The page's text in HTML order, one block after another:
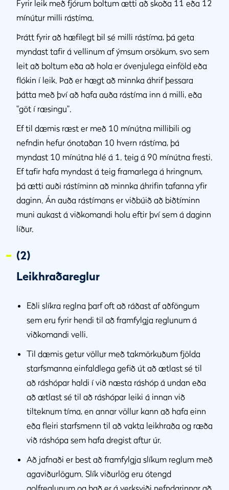
Fyrir leik með fjórum boltum ætti að skoða 11 eða 12
mínútur milli rástíma.
Þrátt fyrir að hæfilegt bil sé milli rástíma, þá geta
myndast tafir á vellinum af ýmsum orsökum, svo sem
leit að boltum eða að hola er óvenjulega einföld eða
flókin í leik. Það er hægt að minnka áhrif þessara
þátta með því að hafa auða rástíma inn á milli, eða
"göt í ræsingu".
Ef til dæmis ræst er með 10 mínútna millibili og
nefndin hefur ónotaðan 10 hvern rástíma, þá
myndast 10 mínútna hlé á 1. teig á 90 mínútna fresti.
Ef tafir hafa myndast á teig framarlega á hringnum,
þá ætti auði rástíminn að minnka áhrifin tafanna yfir
daginn. Án auða rástímans er viðbúið að biðtíminn
muni aukast á viðkomandi holu eftir því sem á daginn
líður.
(2)
Leikhraðareglur
Eðli slíkra reglna þarf oft að ráðast af aðföngum
sem eru fyrir hendi til að framfylgja reglunum á
viðkomandi velli.
Til dæmis getur völlur með takmörkuðum fjölda
starfsmanna einfaldlega gefið út að ætlast sé til
að ráshópar haldi í við næsta ráshóp á undan eða
að ætlast sé til að ráshópar leiki á innan við
tilteknum tíma, en annar völlur kann að hafa einn
eða fleiri starfsmenn til að vakta leikhraða og ræða
við ráshópa sem hafa dregist aftur úr.
Að jafnaði er best að framfylgja slíkum reglum með
agaviðurlögum. Slík viðurlög eru ótengd
golfreglunum og það er á verksviði nefndarinnar að